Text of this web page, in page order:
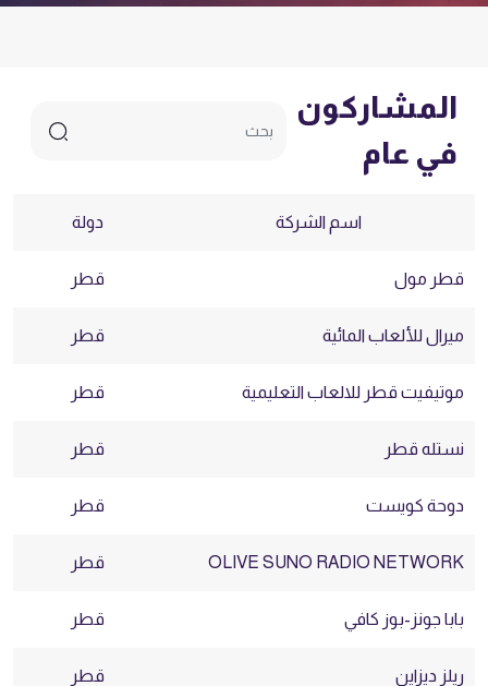
المشاركون
في عام
اسم الشركة دولة
قطر مول قطر
ميرال للألعاب المائية قطر
موتيفيت قطر للالعاب التعليمية قطر
نستله قطر قطر
دوحة كويست قطر
OLIVE SUNO RADIO NETWORK قطر
بابا جونز-بوز كافي قطر
ريلز ديزاين قطر